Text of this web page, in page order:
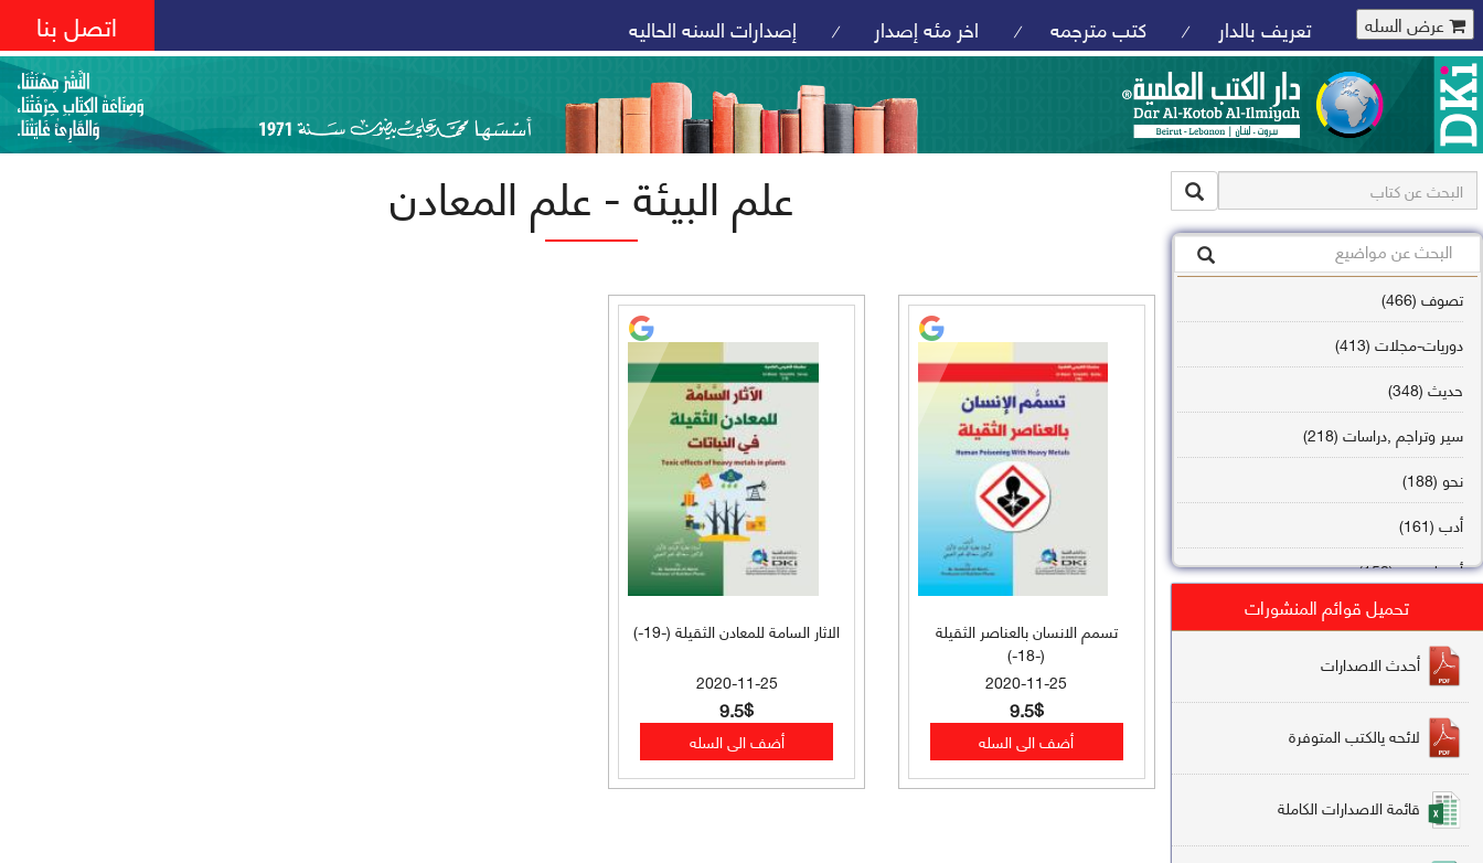
عرض السله تعريف بالدار / كتب مترجمه / اخر مئه إصدار / إصدارات السنه الحاليه اتصل بنا
تصوف (466)
دوريات-مجلات (413)
حديث (348)
سير وتراجم ,دراسات (218)
نحو (188)
أدب (161)
أصول فقه (158)
تاريخ (138)
فقه شافعي (132)
فقه حنفي (113)
فقه مالكي (112)
تفسير قرآن (106)
تحميل قوائم المنشورات
أحدث الاصدارات
لائحه يالكتب المتوفرة
قائمة الاصدارات الكاملة
علم البيئة - علم المعادن
تسمم الانسان بالعناصر الثقيلة
(-18-)
2020-11-25
9.5$
الاثار السامة للمعادن الثقيلة (-19-)
2020-11-25
9.5$